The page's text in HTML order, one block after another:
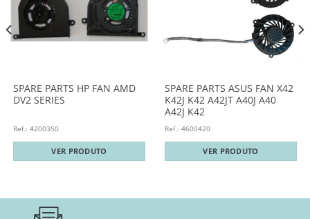
SPARE PARTS HP FAN AMD
DV2 SERIES
Ref.: 4200350
VER PRODUTO
SPARE PARTS ASUS FAN X42
K42J K42 A42JT A40J A40
A42J K42
Ref.: 4600420
VER PRODUTO